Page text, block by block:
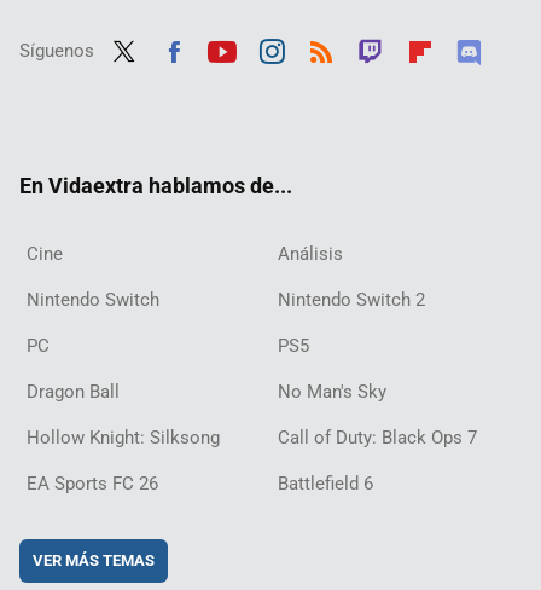
Síguenos
En Vidaextra hablamos de...
Cine Análisis
Nintendo Switch Nintendo Switch 2
PC PS5
Dragon Ball No Man's Sky
Hollow Knight: Silksong Call of Duty: Black Ops 7
EA Sports FC 26 Battlefield 6
VER MÁS TEMAS